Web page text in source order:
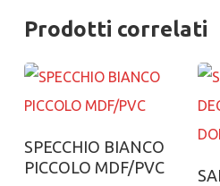
Prodotti correlati
Aggiungi al carrello
SPECCHIO BIANCO
PICCOLO MDF/PVC